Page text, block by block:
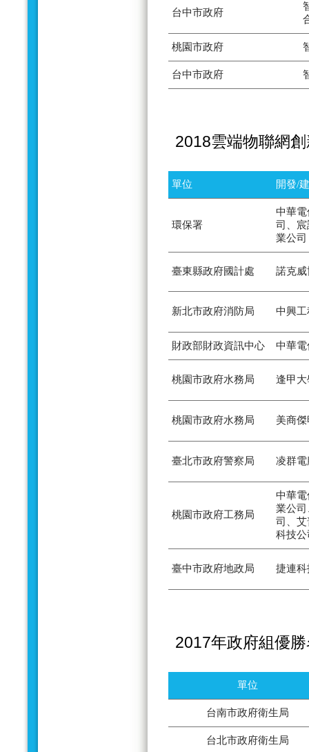
台中市政府
桃園市政府
台中市政府
2018雲端物聯網
單位 開發/
環保署
中華
司、
業公司
臺東縣政府國計處 諾克
新北市政府消防局 中興
財政部財政資訊中心 中華
桃園市政府水務局 逢甲大
桃園市政府水務局 美商
臺北市政府警察局 凌群
桃園市政府工務局
中華
業公
司、艾
科技
臺中市政府地政局 捷連
2017年政府組優
單位
台南市政府衛生局
台北市政府衛生局